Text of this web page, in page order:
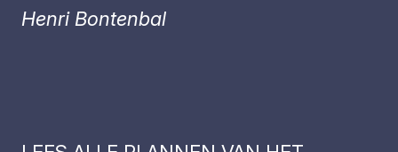
Henri Bontenbal